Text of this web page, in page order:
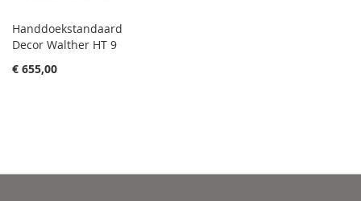
Handdoekstandaard
Decor Walther HT 9
€ 655,00